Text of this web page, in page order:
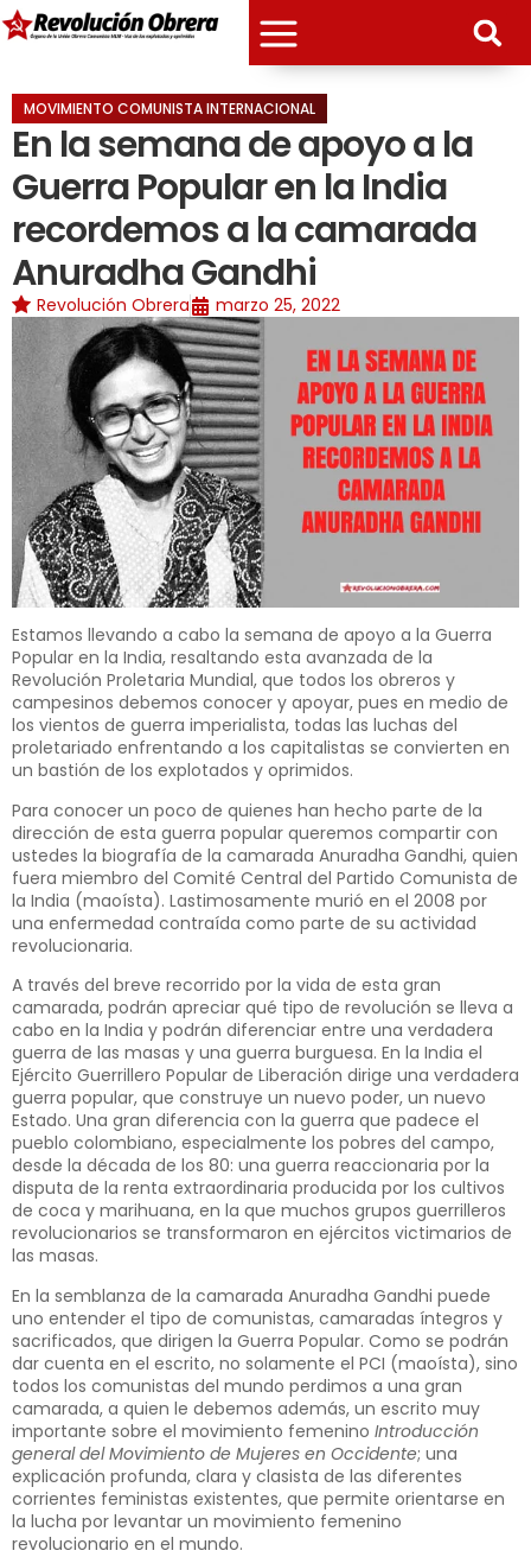
MOVIMIENTO COMUNISTA INTERNACIONAL
En la semana de apoyo a la
Guerra Popular en la India
recordemos a la camarada
Anuradha Gandhi
Revolución Obrera marzo 25, 2022
Estamos llevando a cabo la semana de apoyo a la Guerra
Popular en la India, resaltando esta avanzada de la
Revolución Proletaria Mundial, que todos los obreros y
campesinos debemos conocer y apoyar, pues en medio de
los vientos de guerra imperialista, todas las luchas del
proletariado enfrentando a los capitalistas se convierten en
un bastión de los explotados y oprimidos.
Para conocer un poco de quienes han hecho parte de la
dirección de esta guerra popular queremos compartir con
ustedes la biografía de la camarada Anuradha Gandhi, quien
fuera miembro del Comité Central del Partido Comunista de
la India (maoísta). Lastimosamente murió en el 2008 por
una enfermedad contraída como parte de su actividad
revolucionaria.
A través del breve recorrido por la vida de esta gran
camarada, podrán apreciar qué tipo de revolución se lleva a
cabo en la India y podrán diferenciar entre una verdadera
guerra de las masas y una guerra burguesa. En la India el
Ejército Guerrillero Popular de Liberación dirige una verdadera
guerra popular, que construye un nuevo poder, un nuevo
Estado. Una gran diferencia con la guerra que padece el
pueblo colombiano, especialmente los pobres del campo,
desde la década de los 80: una guerra reaccionaria por la
disputa de la renta extraordinaria producida por los cultivos
de coca y marihuana, en la que muchos grupos guerrilleros
revolucionarios se transformaron en ejércitos victimarios de
las masas.
En la semblanza de la camarada Anuradha Gandhi puede
uno entender el tipo de comunistas, camaradas íntegros y
sacrificados, que dirigen la Guerra Popular. Como se podrán
dar cuenta en el escrito, no solamente el PCI (maoísta), sino
todos los comunistas del mundo perdimos a una gran
camarada, a quien le debemos además, un escrito muy
importante sobre el movimiento femenino Introducción
general del Movimiento de Mujeres en Occidente; una
explicación profunda, clara y clasista de las diferentes
corrientes feministas existentes, que permite orientarse en
la lucha por levantar un movimiento femenino
revolucionario en el mundo.